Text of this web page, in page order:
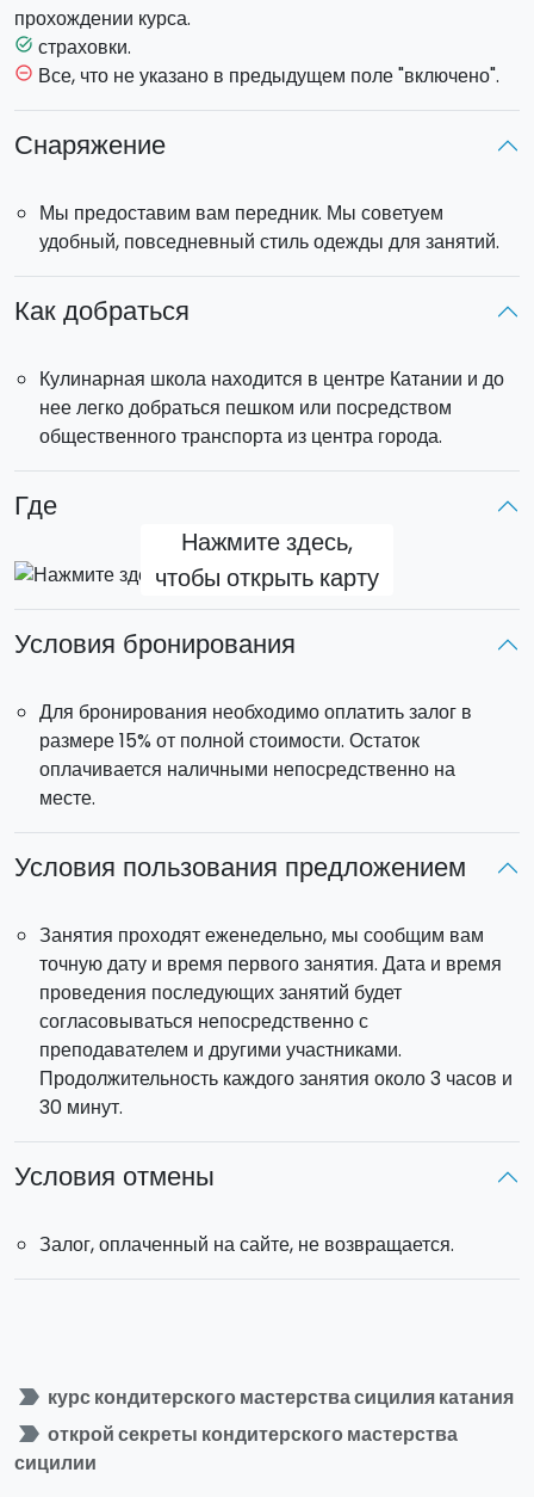
Если вы желаете посетить только в 1 занятии, а весь
курс, вы можете выбрать опцию"одно занятие"во
Занятия проходят
проведения последующих занятий будет
согласовываться непосредственно с преподавателем и
другими участниками. Продолжительность каждого
занятия около3 часов и 30 минут
прохождении курса.
task_alt страховки.
remove_circle_outline Все, что не указано в предыдущем поле "включено".
Снаряжение
Мы предоставим вам передник. Мы советуем
удобный, повседневный стиль одежды для занятий.
Как добраться
Кулинарная школа находится в центре Катании и до
нее легко добраться пешком или посредством
общественного транспорта из центра города.
Где
Нажмите здесь,
чтобы открыть карту
Условия бронирования
Для бронирования необходимо оплатить залог в
размере 15% от полной стоимости. Остаток
оплачивается наличными непосредственно на
месте.
Условия пользования предложением
Занятия проходят еженедельно, мы сообщим вам
точную дату и время первого занятия. Дата и время
проведения последующих занятий будет
согласовываться непосредственно с
преподавателем и другими участниками.
Продолжительность каждого занятия около 3 часов и
30 минут.
Условия отмены
Залог, оплаченный на сайте, не возвращается.
label_important курс кондитерского мастерства сицилия катания
label_important открой секреты кондитерского мастерства
сицилии